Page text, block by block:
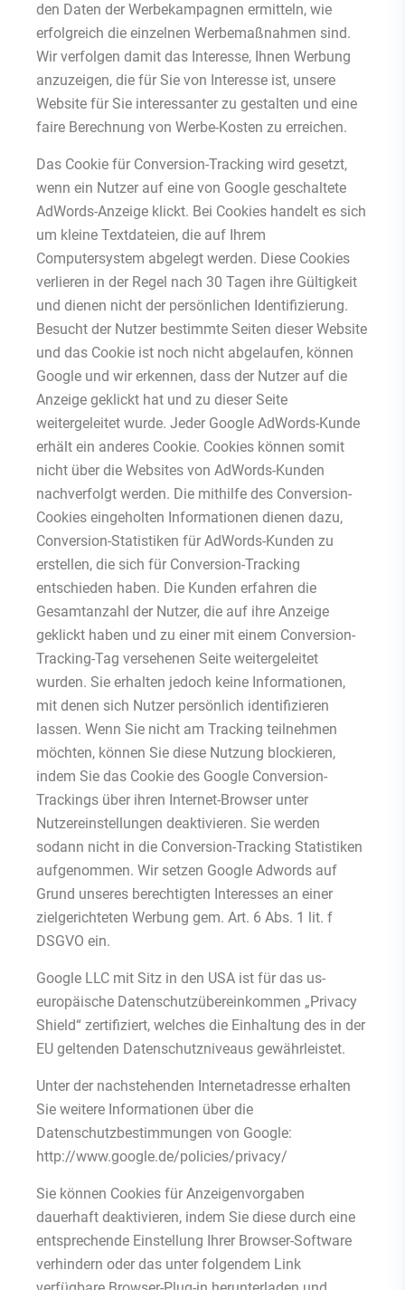
den Daten der Werbekampagnen ermitteln, wie
erfolgreich die einzelnen Werbemaßnahmen sind.
Wir verfolgen damit das Interesse, Ihnen Werbung
anzuzeigen, die für Sie von Interesse ist, unsere
Website für Sie interessanter zu gestalten und eine
faire Berechnung von Werbe-Kosten zu erreichen.
Das Cookie für Conversion-Tracking wird gesetzt,
wenn ein Nutzer auf eine von Google geschaltete
AdWords-Anzeige klickt. Bei Cookies handelt es sich
um kleine Textdateien, die auf Ihrem
Computersystem abgelegt werden. Diese Cookies
verlieren in der Regel nach 30 Tagen ihre Gültigkeit
und dienen nicht der persönlichen Identifizierung.
Besucht der Nutzer bestimmte Seiten dieser Website
und das Cookie ist noch nicht abgelaufen, können
Google und wir erkennen, dass der Nutzer auf die
Anzeige geklickt hat und zu dieser Seite
weitergeleitet wurde. Jeder Google AdWords-Kunde
erhält ein anderes Cookie. Cookies können somit
nicht über die Websites von AdWords-Kunden
nachverfolgt werden. Die mithilfe des Conversion-
Cookies eingeholten Informationen dienen dazu,
Conversion-Statistiken für AdWords-Kunden zu
erstellen, die sich für Conversion-Tracking
entschieden haben. Die Kunden erfahren die
Gesamtanzahl der Nutzer, die auf ihre Anzeige
geklickt haben und zu einer mit einem Conversion-
Tracking-Tag versehenen Seite weitergeleitet
wurden. Sie erhalten jedoch keine Informationen,
mit denen sich Nutzer persönlich identifizieren
lassen. Wenn Sie nicht am Tracking teilnehmen
möchten, können Sie diese Nutzung blockieren,
indem Sie das Cookie des Google Conversion-
Trackings über ihren Internet-Browser unter
Nutzereinstellungen deaktivieren. Sie werden
sodann nicht in die Conversion-Tracking Statistiken
aufgenommen. Wir setzen Google Adwords auf
Grund unseres berechtigten Interesses an einer
zielgerichteten Werbung gem. Art. 6 Abs. 1 lit. f
DSGVO ein.
Google LLC mit Sitz in den USA ist für das us-
europäische Datenschutzübereinkommen „Privacy
Shield“ zertifiziert, welches die Einhaltung des in der
EU geltenden Datenschutzniveaus gewährleistet.
Unter der nachstehenden Internetadresse erhalten
Sie weitere Informationen über die
Datenschutzbestimmungen von Google:
http://www.google.de/policies/privacy/
Sie können Cookies für Anzeigenvorgaben
dauerhaft deaktivieren, indem Sie diese durch eine
entsprechende Einstellung Ihrer Browser-Software
verhindern oder das unter folgendem Link